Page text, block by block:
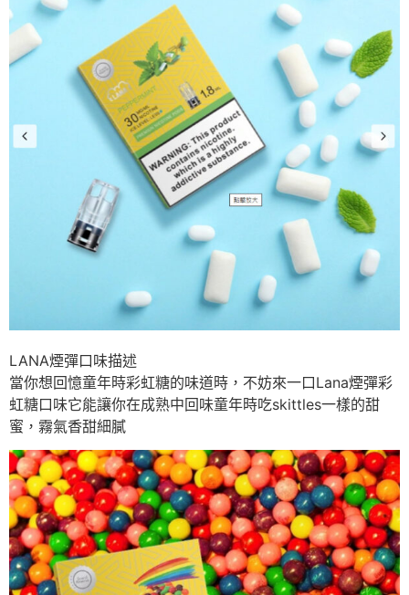
LANA煙彈口味描述
當你想回憶童年時彩虹糖的味道時，不妨來一口Lana煙彈彩
虹糖口味它能讓你在成熟中回味童年時吃skittles一樣的甜
蜜，霧氣香甜細膩